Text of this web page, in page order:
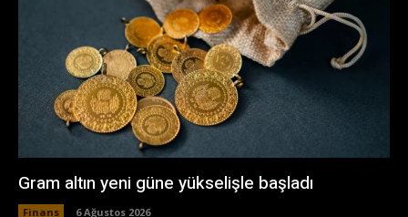
Gram altın yeni güne yükselişle başladı
Finans 6 Ağustos 2026